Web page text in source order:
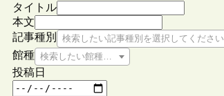
タイトル
本文
記事種別
検索したい記事種別を選択してください
館種 検索したい館種を選択してください
投稿日